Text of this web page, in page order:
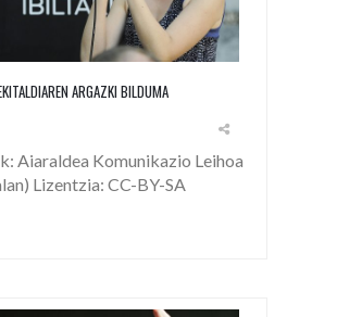
ARGAZKI BILDUMA
Aiaraldea Komunikazio Leihoa
Lizentzia: CC-BY-SA